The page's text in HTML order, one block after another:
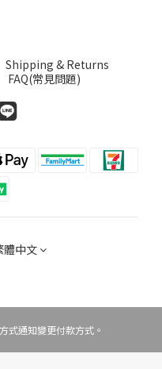
Shipping & Returns
FAQ(常見問題)
體中文
式通知變更付款方式。